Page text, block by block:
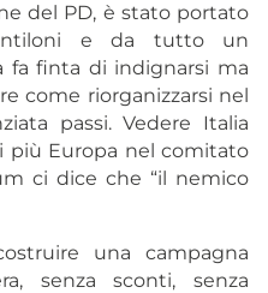
del PD, è stato portato
e da tutto un
fa finta di indignarsi ma
come riorganizzarsi nel
passi. Vedere Italia
più Europa nel comitato
ci dice che “il nemico
una campagna
senza sconti, senza